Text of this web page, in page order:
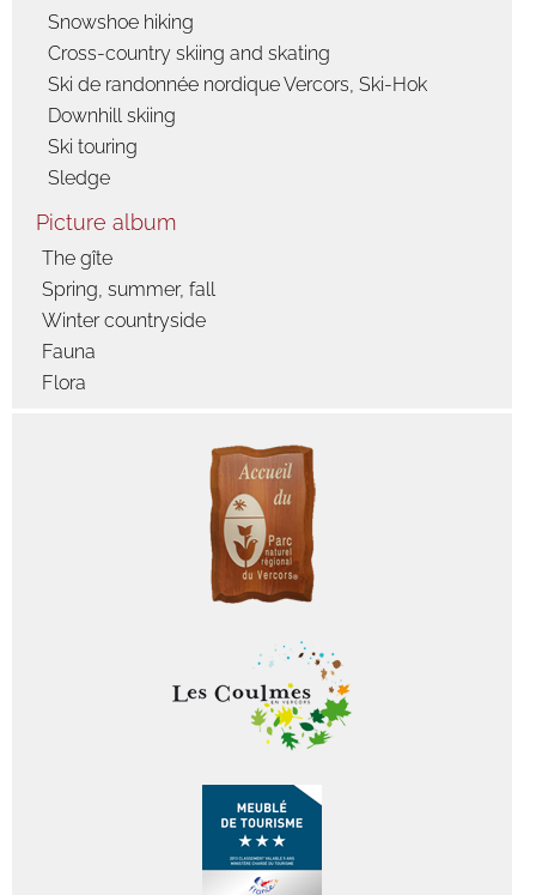
Snowshoe hiking
Cross-country skiing and skating
Ski de randonnée nordique Vercors, Ski-Hok
Downhill skiing
Ski touring
Sledge
Picture album
The gîte
Spring, summer, fall
Winter countryside
Fauna
Flora